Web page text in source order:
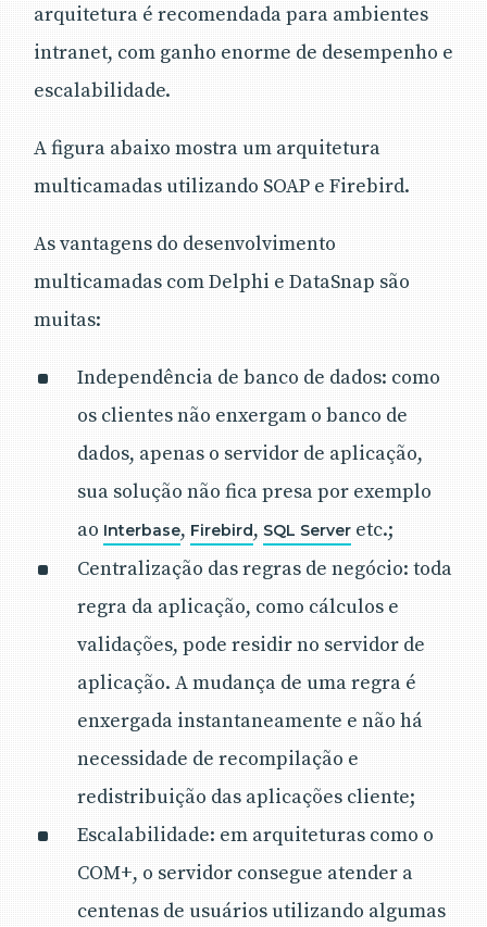
arquitetura é recomendada para ambientes
intranet, com ganho enorme de desempenho e
escalabilidade.
A figura abaixo mostra um arquitetura
multicamadas utilizando SOAP e Firebird.
As vantagens do desenvolvimento
multicamadas com Delphi e DataSnap são
muitas:
Independência de banco de dados: como
os clientes não enxergam o banco de
dados, apenas o servidor de aplicação,
sua solução não fica presa por exemplo
ao Interbase, Firebird, SQL Server etc.;
Centralização das regras de negócio: toda
regra da aplicação, como cálculos e
validações, pode residir no servidor de
aplicação. A mudança de uma regra é
enxergada instantaneamente e não há
necessidade de recompilação e
redistribuição das aplicações cliente;
Escalabilidade: em arquiteturas como o
COM+, o servidor consegue atender a
centenas de usuários utilizando algumas